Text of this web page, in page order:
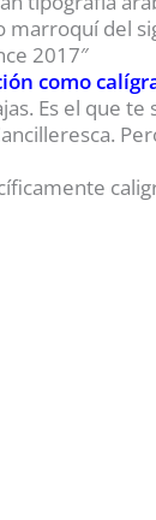
marroquí del
2017″
como
Es el que te